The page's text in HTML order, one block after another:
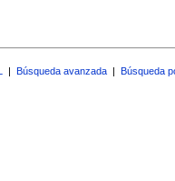
| Búsqueda avanzada | Búsqueda